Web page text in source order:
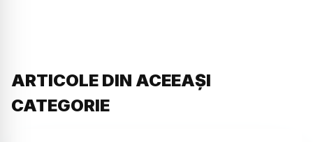
ARTICOLE DIN ACEEAȘI
CATEGORIE